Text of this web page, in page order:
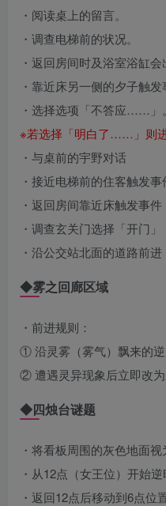
・阅读桌上的留言。
・调查电梯前的状况。
・返回房间时及浴室浴缸会
・靠近床另一侧的夕子触发
・选择选项「不答应……」。
※若选择「明白了……」则进
・与桌前的宇野对话
・接近电梯前的住客触发事
・返回房间靠近床触发事件
・调查玄关门选择「开门」
・沿公交站北面的道路前进
◆雾之回廊区域
・前进规则：
① 沿灵雾（雾气）飘来的
② 遭遇灵异现象后立即改
◆四烛台谜题
・将看板周围的灰色地面视
・从12点（女王位）开始逆
・返回12点后移动到6点位